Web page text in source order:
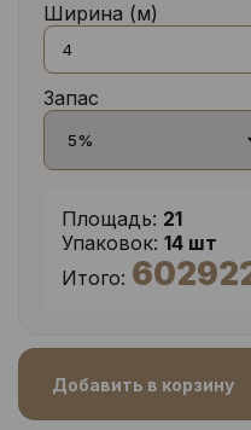
Ширина (м)
Запас
Площадь: 21
Упаковок: 14 шт
Итого:
Добавить в корзину